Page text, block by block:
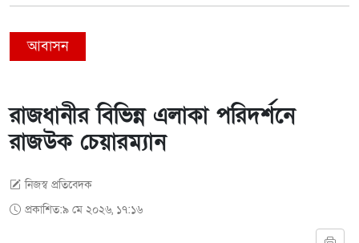
আবাসন
রাজধানীর বিভিন্ন এলাকা পরিদর্শনে
রাজউক চেয়ারম্যান
নিজস্ব প্রতিবেদক
প্রকাশিত:৯ মে ২০২৬, ১৭:১৬